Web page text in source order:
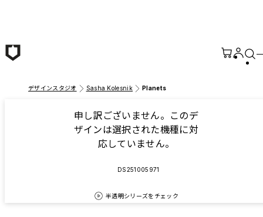
デザインスタジオ Sasha Kolesnik Planets
申し訳ございません。このデ
ザインは選択された機種に対
応していません。
DS251005971
半透明シリーズをチェック